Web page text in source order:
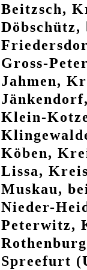
Beitzsch,
Döbschütz,
Gross-
Jahmen,
Klein-
Köben,
Lissa,
Muskau,
Nieder-
Peterwitz,
Spreefurt